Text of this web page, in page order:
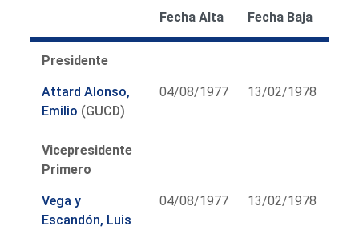
Fecha Alta Fecha Baja
Presidente
Attard Alonso,
Emilio (GUCD)
04/08/1977 13/02/1978
Vicepresidente
Primero
Vega y
Escandón, Luis
04/08/1977 13/02/1978